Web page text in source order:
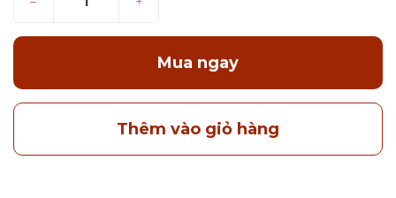
Mua ngay
Thêm vào giỏ hàng